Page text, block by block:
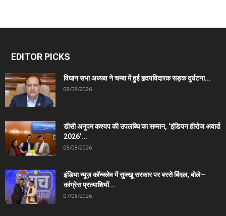
EDITOR PICKS
विधान सभा अध्यक्ष ने चम्बा में हुई हृदयविदारक सड़क दुर्घटना...
08/08/2026
डीसी अनुपम कश्यप की उपलब्धि का सम्मान, ‘इंडियन हीरोज अवार्ड
2026’...
08/08/2026
इंडिया न्यूज़ कॉन्क्लेव में सुक्खू सरकार पर बरसे बिंदल, बोले—
कांग्रेस प्रत्याशियों...
07/08/2026